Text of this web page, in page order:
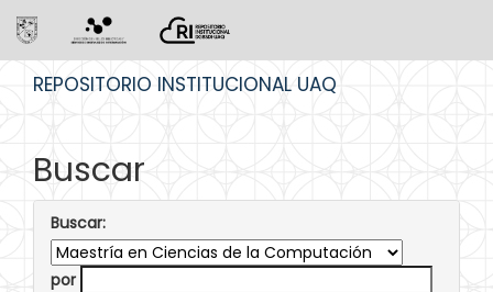
REPOSITORIO INSTITUCIONAL UAQ
Buscar
Buscar:
por